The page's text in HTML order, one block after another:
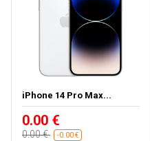
iPhone 14 Pro Max...
0.00 €
0.00 € -0.00 €